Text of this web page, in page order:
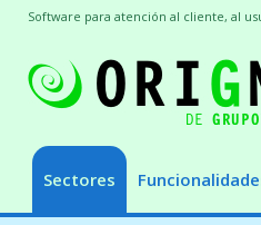
Sectores
Software para atención al cliente, al